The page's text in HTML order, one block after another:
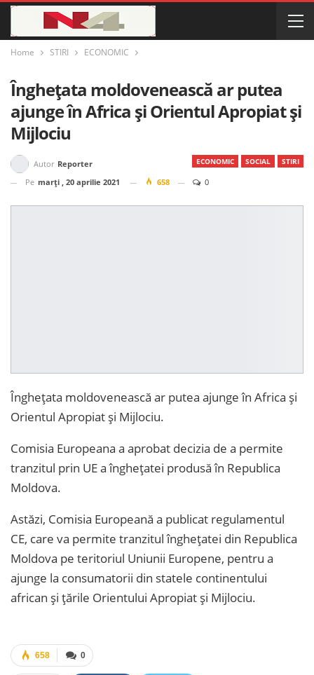
Home STIRI ECONOMIC
Înghețata moldovenească ar putea
ajunge în Africa și Orientul Apropiat și
Mijlociu
ECONOMIC SOCIAL STIRI
Autor Reporter
Pe marți , 20 aprilie 2021 658 0
Înghețata moldovenească ar putea ajunge în Africa și
Orientul Apropiat și Mijlociu.
Comisia Europeana a aprobat decizia de a permite
tranzitul prin UE a înghețatei produsă în Republica
Moldova.
Astăzi, Comisia Europeană a publicat regulamentul
CE, care va permite tranzitul înghețatei din Republica
Moldova pe teritoriul Uniunii Europene, pentru a
ajunge la consumatorii din statele continentului
african și țările Orientului Apropiat și Mijlociu.
0
658